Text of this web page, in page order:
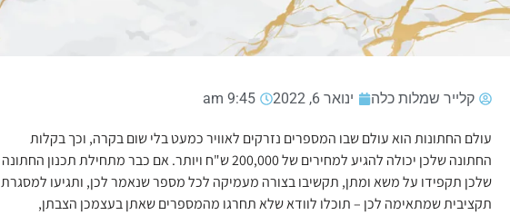
קלייר שמלות כלה ינואר 6, 2022 9:45 am
עולם החתונות הוא עולם שבו המספרים נזרקים לאוויר כמעט בלי שום בקרה, וכך בקלות
החתונה שלכן יכולה להגיע למחירים של 200,000 ש"ח ויותר. אם כבר מתחילת תכנון החתונה
שלכן תקפידו על משא ומתן, תקשיבו בצורה מעמיקה לכל מספר שנאמר לכן, ותגיעו למסגרת
תקציבית שמתאימה לכן – תוכלו לוודא שלא תחרגו מהמספרים שאתן בעצמכן הצבתן,